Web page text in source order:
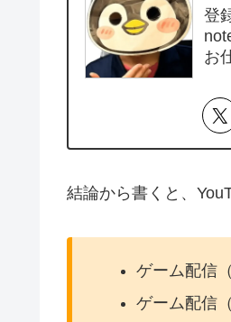
登
お
結論から書くと、
ゲーム配信
ゲーム配信